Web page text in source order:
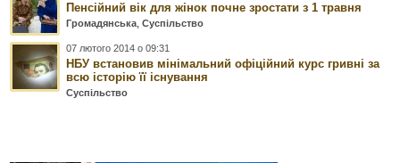
Пенсійний вік для жінок почне зростати з 1 травня
Громадянська,Суспільство
07 лютого 2014 о 09:31
НБУ встановив мінімальний офіційний курс гривні за
всю історію її існування
Суспільство